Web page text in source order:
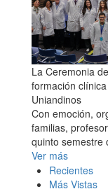
La Ceremonia
formación
Uniandinos
Con emoción,
familias,
quinto semestre
Ver más
Recientes
Más Vistas